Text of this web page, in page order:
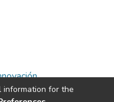
information for the